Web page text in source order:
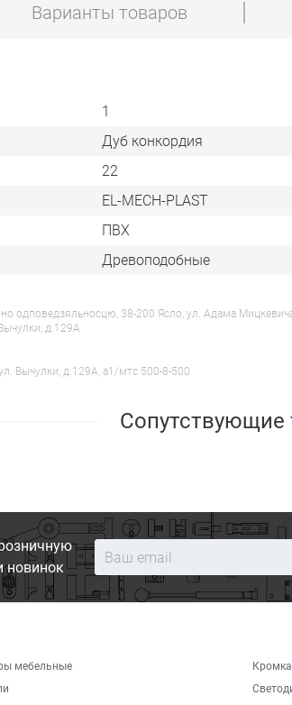
Варианты товаров
1
Дуб конкордия
22
EL-MECH-PLAST
ПВХ
Древоподобные
одповедзяльносцю, 38-200 Ясло, ул. Адама
д.129А
Вычулки, д.129А, a1/мтс 500-8-500
Сопутствующие
новинок
мебельные